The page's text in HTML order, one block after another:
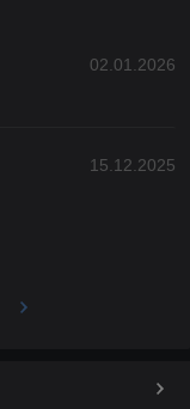
02.01.2026
15.12.2025